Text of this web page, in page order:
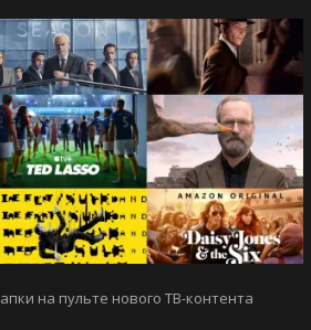
на пульте нового ТВ-контента